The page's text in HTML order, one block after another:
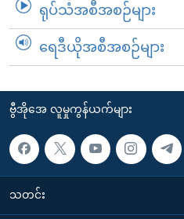
ရုပ်သံအစီအစဉ်များ
ရေဒီယိုအစီအစဉ်များ
ဗွီအိုအေ လူမှုကွန်ယက်များ
သတင်း